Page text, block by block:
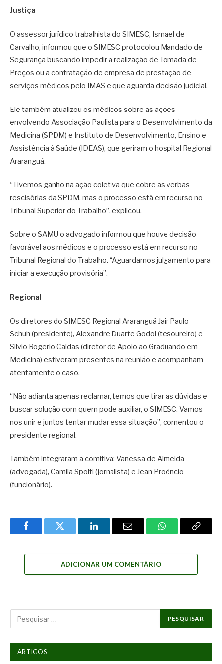
Justiça
O assessor jurídico trabalhista do SIMESC, Ismael de
Carvalho, informou que o SIMESC protocolou Mandado de
Segurança buscando impedir a realização de Tomada de
Preços ou a contratação de empresa de prestação de
serviços médicos pelo IMAS e que aguarda decisão judicial.
Ele também atualizou os médicos sobre as ações
envolvendo Associação Paulista para o Desenvolvimento da
Medicina (SPDM) e Instituto de Desenvolvimento, Ensino e
Assistência à Saúde (IDEAS), que geriram o hospital Regional
Araranguá.
“Tivemos ganho na ação coletiva que cobre as verbas
rescisórias da SPDM, mas o processo está em recurso no
Tribunal Superior do Trabalho”, explicou.
Sobre o SAMU o advogado informou que houve decisão
favorável aos médicos e o processo está em recurso no
Tribunal Regional do Trabalho. “Aguardamos julgamento para
iniciar a execução provisória”.
Regional
Os diretores do SIMESC Regional Araranguá Jair Paulo
Schuh (presidente), Alexandre Duarte Godoi (tesoureiro) e
Silvio Rogerio Caldas (diretor de Apoio ao Graduando em
Medicina) estiveram presentes na reunião e acompanham
atentamente o caso.
“Não adianta apenas reclamar, temos que tirar as dúvidas e
buscar solução com quem pode auxiliar, o SIMESC. Vamos
nos unir e juntos tentar mudar essa situação”, comentou o
presidente regional.
Também integraram a comitiva: Vanessa de Almeida
(advogada), Camila Spolti (jornalista) e Jean Proêncio
(funcionário).
FacebookTwitter LinkedInEmail WhatsAppCopy
ADICIONAR UM COMENTÁRIO
ARTIGOS